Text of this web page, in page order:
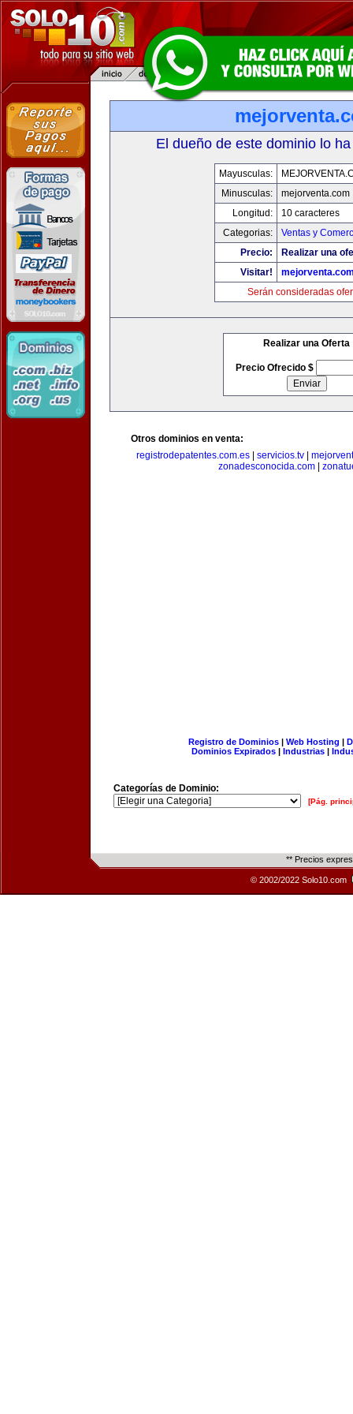
El dueño de este dominio lo
Mayusculas:
Minusculas:
mejorventa.com
Longitud:
10 caracteres
Categorias:
Ventas y
Precio:
Realizar una
Visitar!
Serán consideradas
Realizar una Oferta
Precio Ofrecido $
Otros dominios en venta:
registrodepatentes.com.es
servicios.tv
zonadesconocida.com|
Registro de Dominios| Web Hosting |
Dominios Expirados | Industrias |
Categorías de Dominio:
[Pág.
** Precios
© 2002/2022 Solo10.com